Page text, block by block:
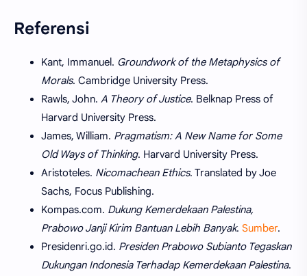
Referensi
Kant, Immanuel. Groundwork of the Metaphysics of
Morals. Cambridge University Press.
Rawls, John. A Theory of Justice. Belknap Press of
Harvard University Press.
James, William. Pragmatism: A New Name for Some
Old Ways of Thinking. Harvard University Press.
Aristoteles. Nicomachean Ethics. Translated by Joe
Sachs, Focus Publishing.
Kompas.com. Dukung Kemerdekaan Palestina,
Prabowo Janji Kirim Bantuan Lebih Banyak. Sumber.
Presidenri.go.id. Presiden Prabowo Subianto Tegaskan
Dukungan Indonesia Terhadap Kemerdekaan Palestina.